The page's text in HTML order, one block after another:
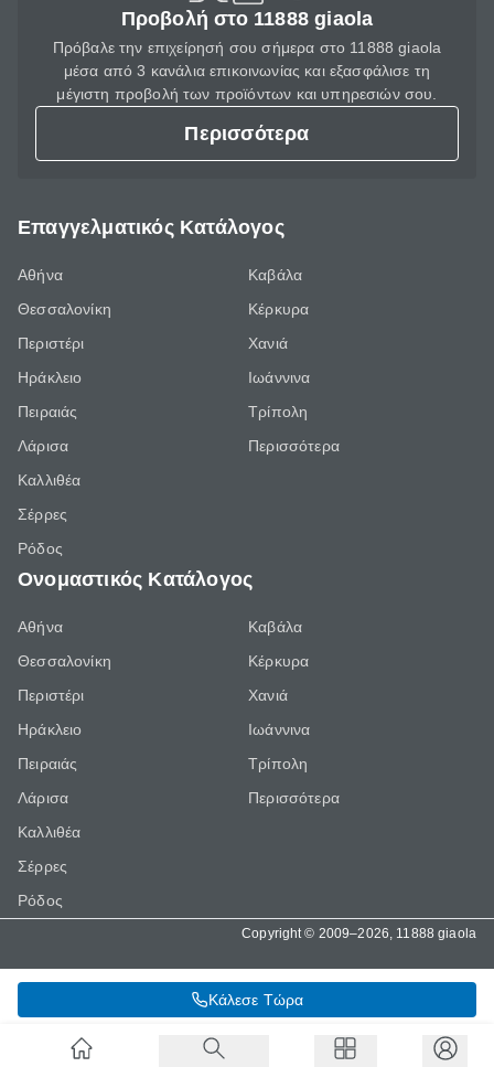
Κάλεσε Τώρα
Προβολή στο 11888 giaola
Πρόβαλε την επιχείρησή σου σήμερα στο 11888 giaola
μέσα από 3 κανάλια επικοινωνίας και εξασφάλισε τη
μέγιστη προβολή των προϊόντων και υπηρεσιών σου.
Περισσότερα
Επαγγελματικός Κατάλογος
Αθήνα
Θεσσαλονίκη
Περιστέρι
Ηράκλειο
Πειραιάς
Λάρισα
Καλλιθέα
Σέρρες
Ρόδος
Καβάλα
Κέρκυρα
Χανιά
Ιωάννινα
Τρίπολη
Περισσότερα
Ονομαστικός Κατάλογος
Αθήνα
Θεσσαλονίκη
Περιστέρι
Ηράκλειο
Πειραιάς
Λάρισα
Καλλιθέα
Σέρρες
Ρόδος
Καβάλα
Κέρκυρα
Χανιά
Ιωάννινα
Τρίπολη
Περισσότερα
Copyright © 2009–2026, 11888 giaola